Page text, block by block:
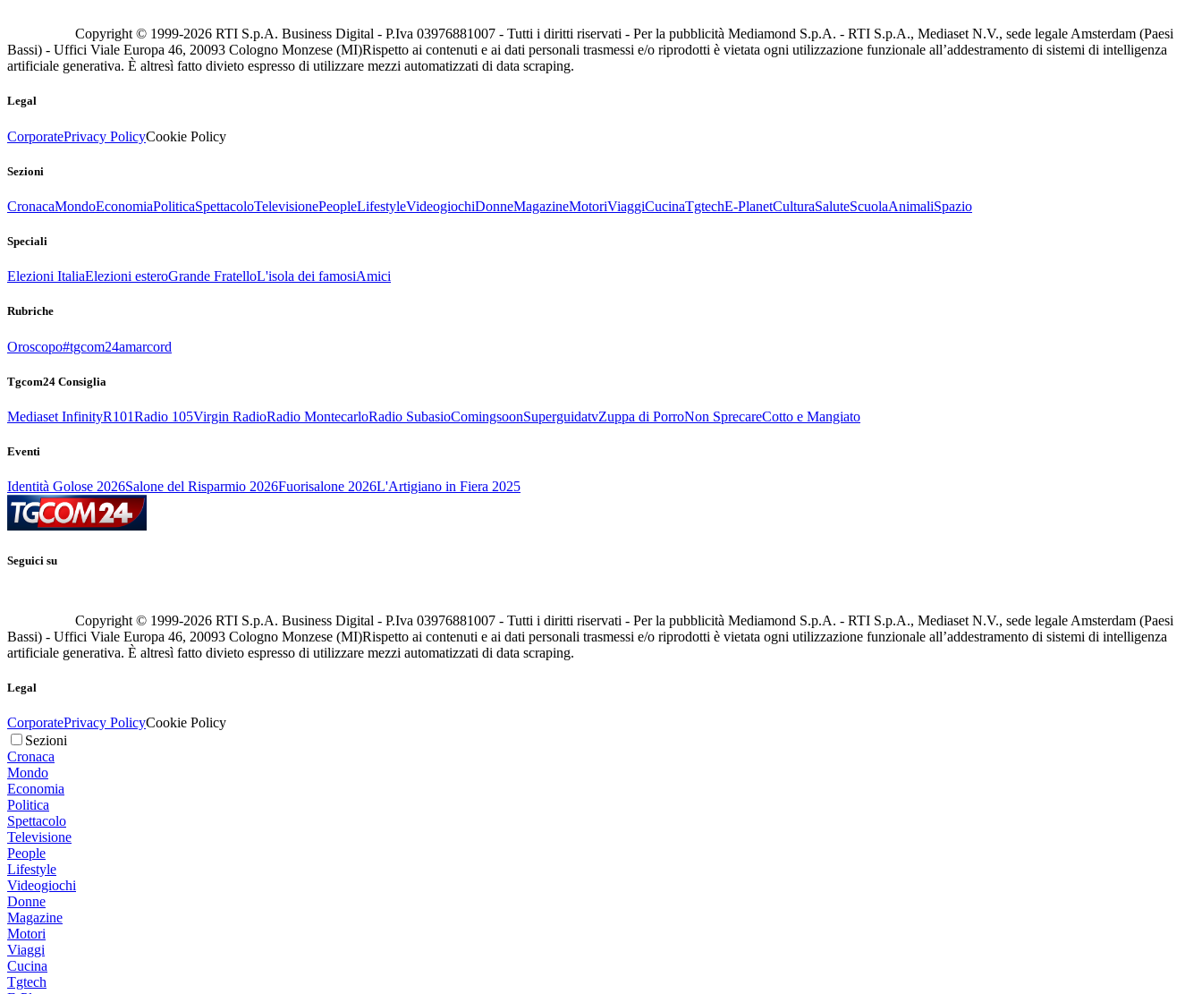
Copyright © 1999-2026 RTI S.p.A. Business Digital - P.Iva 03976881007 - Tutti i diritti riservati - Per la pubblicità Mediamond S.p.A. - RTI S.p.A., Mediaset N.V., sede legale Amsterdam (Paesi
Bassi) - Uffici Viale Europa 46, 20093 Cologno Monzese (MI)Rispetto ai contenuti e ai dati personali trasmessi e/o riprodotti è vietata ogni utilizzazione funzionale all’addestramento di sistemi di intelligenza
artificiale generativa. È altresì fatto divieto espresso di utilizzare mezzi automatizzati di data scraping.
Legal
CorporatePrivacy PolicyCookie Policy
Sezioni
CronacaMondoEconomiaPoliticaSpettacoloTelevisionePeopleLifestyleVideogiochiDonneMagazineMotoriViaggiCucinaTgtechE-PlanetCulturaSaluteScuolaAnimaliSpazio
Speciali
Elezioni ItaliaElezioni esteroGrande FratelloL'isola dei famosiAmici
Rubriche
Oroscopo#tgcom24amarcord
Tgcom24 Consiglia
Mediaset InfinityR101Radio 105Virgin RadioRadio MontecarloRadio SubasioComingsoonSuperguidatvZuppa di PorroNon SprecareCotto e Mangiato
Eventi
Identità Golose 2026Salone del Risparmio 2026Fuorisalone 2026L'Artigiano in Fiera 2025
Seguici su
Copyright © 1999-2026 RTI S.p.A. Business Digital - P.Iva 03976881007 - Tutti i diritti riservati - Per la pubblicità Mediamond S.p.A. - RTI S.p.A., Mediaset N.V., sede legale Amsterdam (Paesi
Bassi) - Uffici Viale Europa 46, 20093 Cologno Monzese (MI)Rispetto ai contenuti e ai dati personali trasmessi e/o riprodotti è vietata ogni utilizzazione funzionale all’addestramento di sistemi di intelligenza
artificiale generativa. È altresì fatto divieto espresso di utilizzare mezzi automatizzati di data scraping.
Legal
CorporatePrivacy PolicyCookie Policy
Sezioni
Cronaca
Mondo
Economia
Politica
Spettacolo
Televisione
People
Lifestyle
Videogiochi
Donne
Magazine
Motori
Viaggi
Cucina
Tgtech